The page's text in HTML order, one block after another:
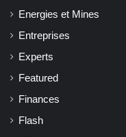
Energies et Mines
Entreprises
Experts
Featured
Finances
Flash